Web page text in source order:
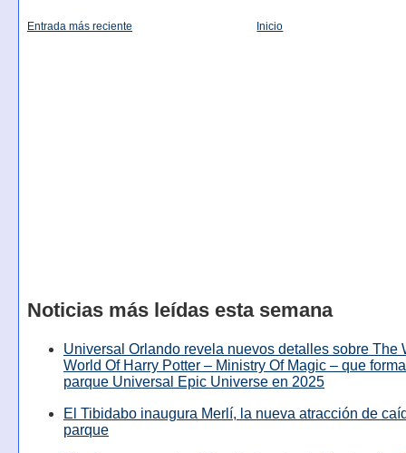
Entrada más reciente Inicio
Noticias más leídas esta semana
Universal Orlando revela nuevos detalles sobre The
World Of Harry Potter – Ministry Of Magic – que
parque Universal Epic Universe en 2025
El Tibidabo inaugura Merlí, la nueva atracción de
parque